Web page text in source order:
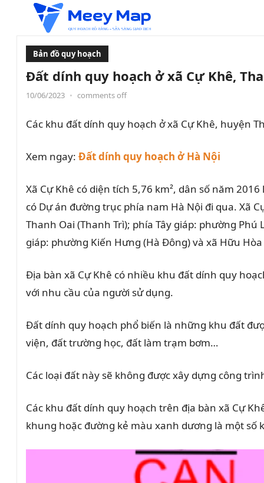
Bản đồ quy hoạch
Đất dính quy hoạch ở xã Cự Khê,
10/06/2023 • comments off
Các khu đất dính quy hoạch ở xã Cự Khê, huyện
Xem ngay: Đất dính quy hoạch ở Hà Nội
Xã Cự Khê có diện tích 5,76 km², dân số năm
có Dự án đường trục phía nam Hà Nội đi qua. Xã
Thanh Oai (Thanh Trì); phía Tây giáp: phường
giáp: phường Kiến Hưng (Hà Đông) và xã Hữu
Địa bàn xã Cự Khê có nhiều khu đất dính quy
với nhu cầu của người sử dụng.
Đất dính quy hoạch phổ biến là những khu đất
viện, đất trường học, đất làm trạm bơm…
Các loại đất này sẽ không được xây dựng công
Các khu đất dính quy hoạch trên địa bàn xã Cự
khung hoặc đường kẻ màu xanh dương là một số